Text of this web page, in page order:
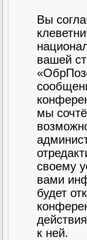
Вы
вашей
мы
своему
вами
будет
к ней.